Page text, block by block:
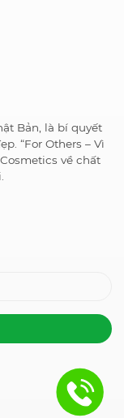
Bản, là bí quyết
“For Others – Vì
về chất